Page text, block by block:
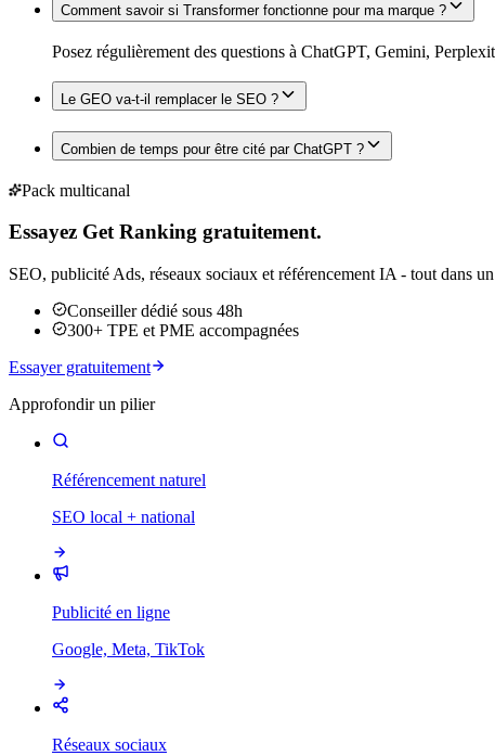
Comment savoir si Transformer fonctionne pour ma marque ?
Posez régulièrement des questions à ChatGPT, Gemini,
Le GEO va-t-il remplacer le SEO ?
Combien de temps pour être cité par ChatGPT ?
Pack multicanal
Essayez Get Ranking gratuitement.
SEO, publicité Ads, réseaux sociaux et référencement IA - tout dans
Conseiller dédié sous 48h
300+ TPE et PME accompagnées
Essayer gratuitement
Approfondir un pilier
Référencement naturel
SEO local + national
Publicité en ligne
Google, Meta, TikTok
Réseaux sociaux